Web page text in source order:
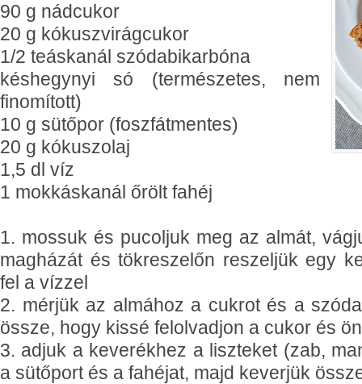
90 g nádcukor
20 g kókuszvirágcukor
1/2 teáskanál szódabikarbóna
késhegynyi só (természetes, nem
finomított)
10 g sütőpor (foszfátmentes)
20 g kókuszolaj
1,5 dl víz
1 mokkáskanál őrölt fahéj
1. mossuk és pucoljuk meg az almát,
magházát és tökreszelőn reszeljük egy
fel a vízzel
2. mérjük az almához a cukrot és a
össze, hogy kissé felolvadjon a cukor és
3. adjuk a keverékhez a liszteket (zab,
a sütőport és a fahéjat, majd keverjük